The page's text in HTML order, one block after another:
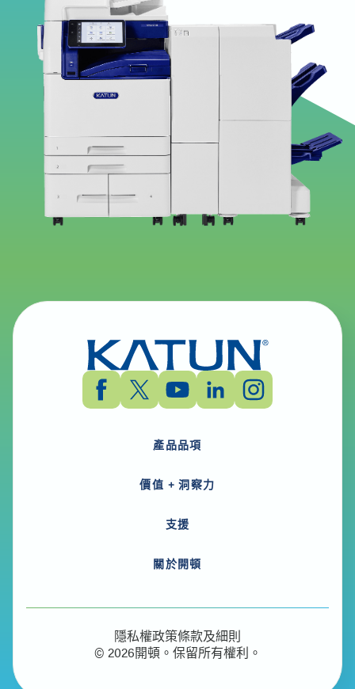
產品品項
價值 + 洞察力
支援
關於開頓
© 2026開頓。保留所有權利。
隱私權政策條款及細則